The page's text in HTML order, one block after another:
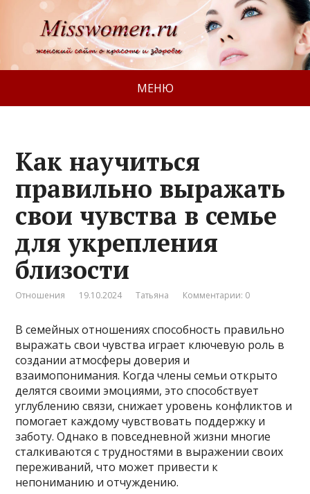
МЕНЮ
Как научиться
правильно выражать
свои чувства в семье
для укрепления
близости
Отношения 19.10.2024 Татьяна Комментарии: 0
В семейных отношениях способность правильно
выражать свои чувства играет ключевую роль в
создании атмосферы доверия и
взаимопонимания. Когда члены семьи открыто
делятся своими эмоциями, это способствует
углублению связи, снижает уровень конфликтов и
помогает каждому чувствовать поддержку и
заботу. Однако в повседневной жизни многие
сталкиваются с трудностями в выражении своих
переживаний, что может привести к
непониманию и отчуждению.